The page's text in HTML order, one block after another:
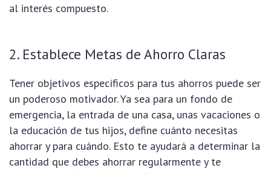
al interés compuesto.
2. Establece Metas de Ahorro Claras
Tener objetivos específicos para tus ahorros puede ser
un poderoso motivador. Ya sea para un fondo de
emergencia, la entrada de una casa, unas vacaciones o
la educación de tus hijos, define cuánto necesitas
ahorrar y para cuándo. Esto te ayudará a determinar la
cantidad que debes ahorrar regularmente y te